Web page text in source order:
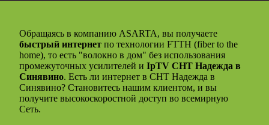
Обращаясь в компанию ASARTA, вы получаете
быстрый интернет по технологии FTTH (fiber to the
home), то есть "волокно в дом" без использования
промежуточных усилителей и IpTV СНТ Надежда в
Синявино. Есть ли интернет в СНТ Надежда в
Синявино? Становитесь нашим клиентом, и вы
получите высокоскоростной доступ во всемирную
Сеть.